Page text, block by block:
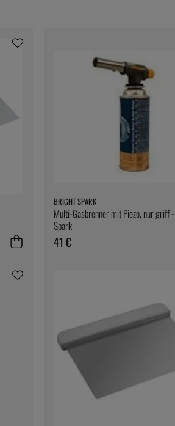
BRIGHT SPARK
Multi-Gasbrenner mit Piezo, nur griff
Spark
41 €